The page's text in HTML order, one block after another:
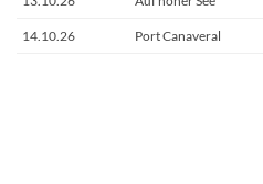
14.10.26 Port Canaveral